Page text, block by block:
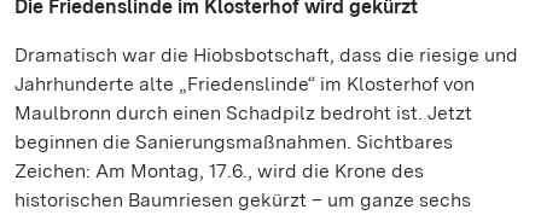
Die Friedenslinde im Klosterhof wird gekürzt
Dramatisch war die Hiobsbotschaft, dass die riesige und
Jahrhunderte alte „Friedenslinde“ im Klosterhof von
Maulbronn durch einen Schadpilz bedroht ist. Jetzt
beginnen die Sanierungsmaßnahmen. Sichtbares
Zeichen: Am Montag, 17.6., wird die Krone des
historischen Baumriesen gekürzt – um ganze sechs